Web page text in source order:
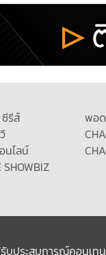
ซีรีส์
นไลน์
SHOWBIZ
พอ
บประสบการณ์คอนเท